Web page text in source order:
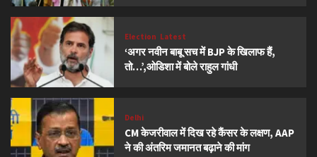
Election Latest
‘अगर नवीन बाबू सच में BJP के खिलाफ हैं,
तो…’,ओडिशा में बोले राहुल गांधी
Delhi
CM केजरीवाल में दिख रहे कैंसर के लक्षण, AAP
ने की अंतरिम जमानत बढ़ाने की मांग